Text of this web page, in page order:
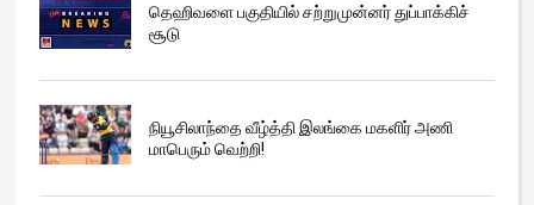
தெஹிவளை பகுதியில் சற்றுமுன்னர் துப்பாக்கிச்
சூடு
நியூசிலாந்தை வீழ்த்தி இலங்கை மகளிர் அணி
மாபெரும் வெற்றி!